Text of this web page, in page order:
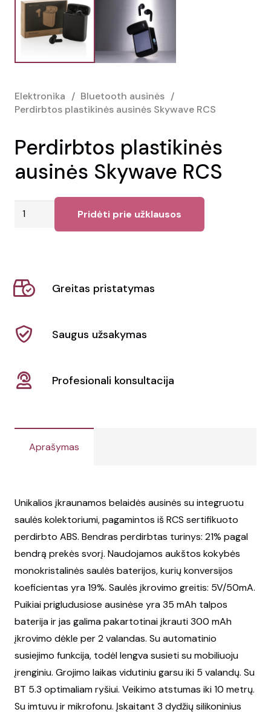
Elektronika / Bluetooth ausinės /
Perdirbtos plastikinės ausinės Skywave RCS
Perdirbtos plastikinės
ausinės Skywave RCS
produkto
Skywave
Pridėti prie užklausos
Greitas pristatymas
Saugus užsakymas
Profesionali konsultacija
Aprašymas
Unikalios įkraunamos belaidės ausinės su integruotu
saulės kolektoriumi, pagamintos iš RCS sertifikuoto
perdirbto ABS. Bendras perdirbtas turinys: 21% pagal
bendrą prekės svorį. Naudojamos aukštos kokybės
monokristalinės saulės baterijos, kurių konversijos
koeficientas yra 19%. Saulės įkrovimo greitis: 5V/50mA.
Puikiai prigludusiose ausinėse yra 35 mAh talpos
baterija ir jas galima pakartotinai įkrauti 300 mAh
įkrovimo dėkle per 2 valandas. Su automatinio
susiejimo funkcija, todėl lengva susieti su mobiliuoju
įrenginiu. Grojimo laikas vidutiniu garsu iki 5 valandų. Su
BT 5.3 optimaliam ryšiui. Veikimo atstumas iki 10 metrų.
Su imtuvu ir mikrofonu. Įskaitant 3 dydžių silikoninius